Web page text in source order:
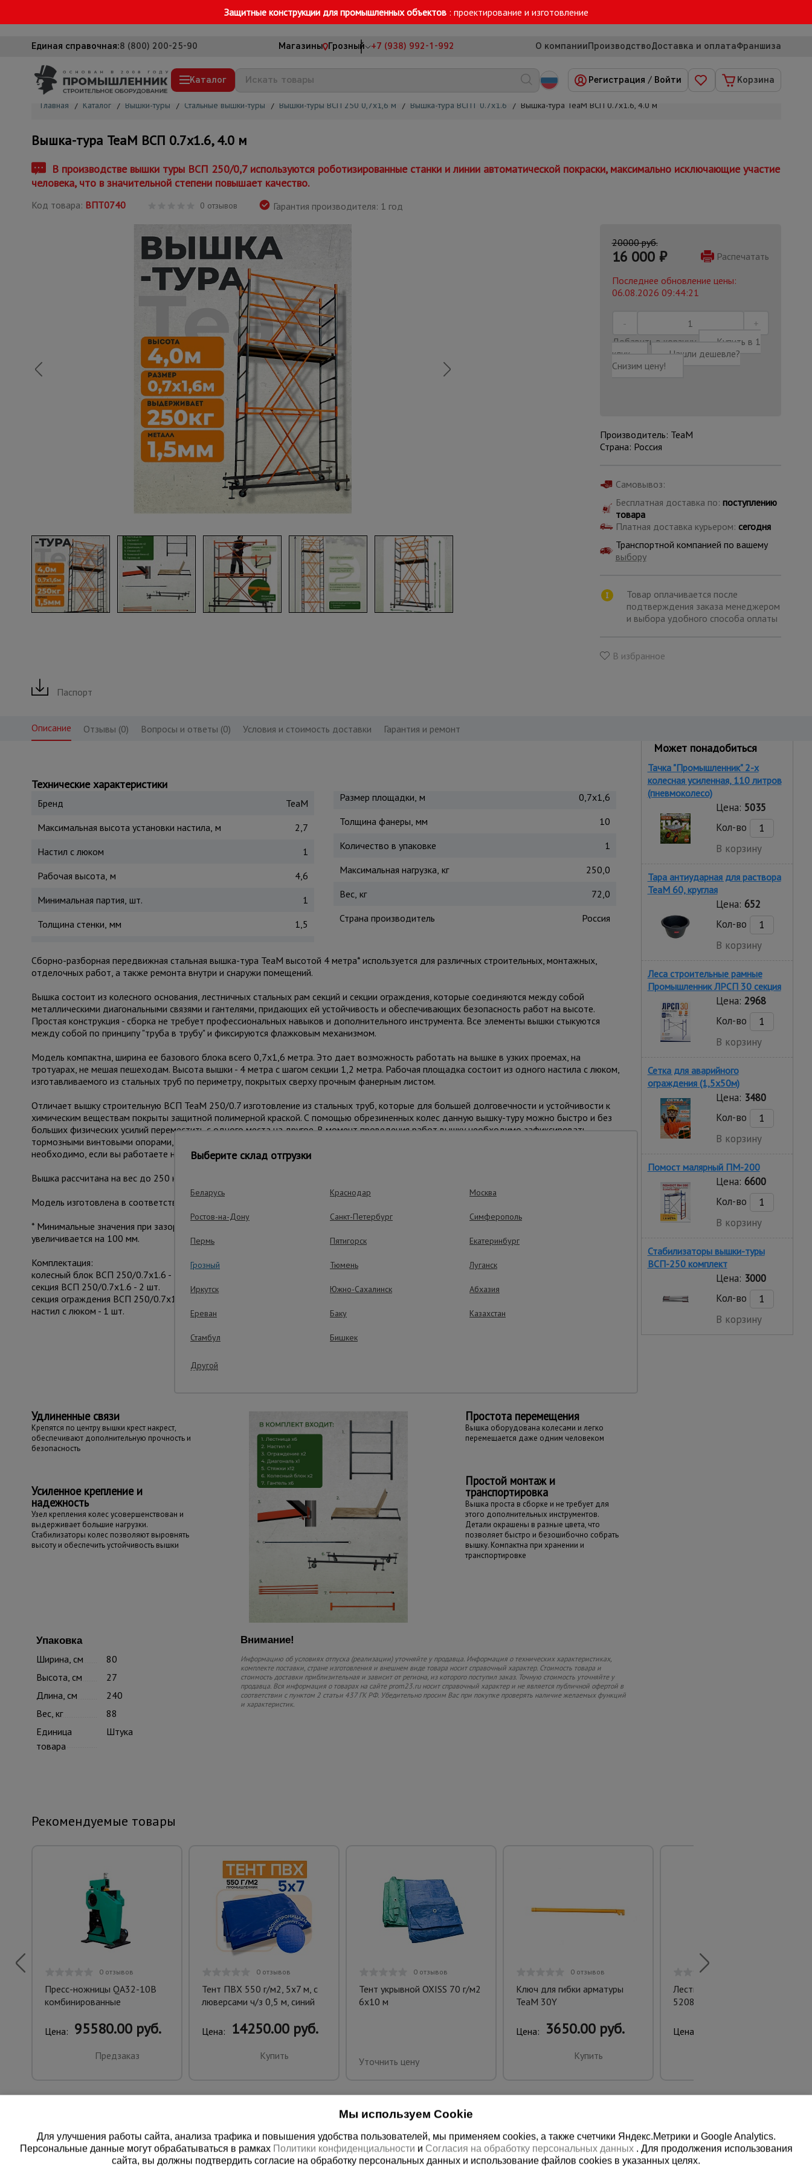
Защитные конструкции для промышленных объектов : проектирование и изготовление
Единая справочная:8 (800) 200-25-90 Магазины Грозный +7 (938) 992-1-992 О компанииПроизводствоДоставка и оплатаФраншиза
Каталог
Вышки-туры
Подмости строительные
Сетка, тенты, брезенты
Строительные подъемники
Грузоподъемное оборудование
Мусоропровод строительный
Фанера ламинированная
Вибротехника для строительства
Оборудование для работы с арматурой
Оборудование для бетонных работ
Техника для склада
Тачки строительные и садовые
Лестницы и стремянки
Штукатурные комплекты
Сварочные аппараты
Тепловые пушки
Металл и металлообработка
Регистрация / Войти Корзина
Главная / Каталог / Вышки-туры / Стальные вышки-туры / Вышки-туры ВСП 250 0,7x1,6 м / Вышка-тура ВСПТ 0.7х1.6 / Вышка-тура TeaM ВСП 0.7х1.6, 4.0 м
Вышка-тура TeaM ВСП 0.7х1.6, 4.0 м
В производстве вышки туры ВСП 250/0,7 используются роботизированные станки и линии автоматической покраски, максимально исключающие участие
человека, что в значительной степени повышает качество.
Код товара: ВПТ0740 0 отзывов Гарантия производителя: 1 год
20000 руб.
16 000 ₽
Распечатать
Последнее обновление цены:
06.08.2026 09:44:21
Добавить в корзину
Купить в 1
клик
Нашли дешевле?
Снизим цену!
Производитель: TeaM
Страна: Россия
Самовывоз:
Бесплатная доставка по: поступлению
товара
Платная доставка курьером: сегодня
Транспортной компанией по вашему
выбору
Товар оплачивается после
подтверждения заказа менеджером
и выбора удобного способа оплаты
В избранное
Паспорт
Описание Отзывы (0) Вопросы и ответы (0) Условия и стоимость доставки Гарантия и ремонт
Технические характеристики
Бренд
TeaM
Максимальная высота установки настила, м
2,7
Настил с люком
1
Рабочая высота, м
4,6
Минимальная партия, шт.
1
Толщина стенки, мм
1,5
Размер площадки, м
0,7x1,6
Толщина фанеры, мм
10
Количество в упаковке
1
Максимальная нагрузка, кг
250,0
Вес, кг
72,0
Страна производитель
Россия
Сборно-разборная передвижная стальная вышка-тура TeaM высотой 4 метра* используется для различных строительных, монтажных,
отделочных работ, а также ремонта внутри и снаружи помещений.
Вышка состоит из колесного основания, лестничных стальных рам секций и секции ограждения, которые соединяются между собой
металлическими диагональными связями и гантелями, придающих ей устойчивость и обеспечивающих безопасность работ на высоте.
Простая конструкция - сборка не требует профессиональных навыков и дополнительного инструмента. Все элементы вышки стыкуются
между собой по принципу "труба в трубу" и фиксируются флажковым механизмом.
Модель компактна, ширина ее базового блока всего 0,7х1,6 метра. Это дает возможность работать на вышке в узких проемах, на
тротуарах, не мешая пешеходам. Высота вышки - 4 метра с шагом секции 1,2 метра. Рабочая площадка состоит из одного настила с люком,
изготавливаемого из стальных труб по периметру, покрытых сверху прочным фанерным листом.
Отличает вышку строительную ВСП TeaM 250/0.7 изготовление из стальных труб, которые для большей долговечности и устойчивости к
химическим веществам покрыты защитной полимерной краской. С помощью обрезиненных колес данную вышку-туру можно быстро и без
больших физических усилий переместить с одного места на другое. В момент проведения работ вышку необходимо зафиксировать
тормозными винтовыми опорами, находящихся рядом с каждым колесом. Также ими можно тонко отрегулировать высоту вышки. Это
необходимо, если вы работаете на неровной площадке.
Вышка рассчитана на вес до 250 кг. На ней комфортно может разместиться рабочий с необходимым оборудованием.
Модель изготовлена в соответствии с требованиями ГОСТ Р 58755-2019.
* Минимальные значения при зазоре между колесами и полом 10 мм. При полностью выдвинутых винтовых домкратах высота
увеличивается на 100 мм.
Комплектация:
колесный блок ВСП 250/0.7х1.6 - 1 шт.
секция ВСП 250/0.7х1.6 - 2 шт.
секция ограждения ВСП 250/0.7х1.6 - 1 шт.
настил с люком - 1 шт.
Удлиненные связи
Крепятся по центру вышки крест накрест,
обеспечивают дополнительную прочность и
безопасность
Усиленное крепление и
надежность
Узел крепления колес усовершенствован и
выдерживает большие нагрузки.
Стабилизаторы колес позволяют выровнять
высоту и обеспечить устойчивость вышки
Простота перемещения
Вышка оборудована колесами и легко
перемещается даже одним человеком
Простой монтаж и
транспортировка
Вышка проста в сборке и не требует для
этого дополнительных инструментов.
Детали окрашены в разные цвета, что
позволяет быстро и безошибочно собрать
вышку. Компактна при хранении и
транспортировке
Упаковка
Ширина, см
80
Высота, см
27
Длина, см
240
Вес, кг
88
Единица
товара
Штука
Внимание!
Информацию об условиях отпуска (реализации) уточняйте у продавца. Информация о технических характеристиках,
комплекте поставки, стране изготовления и внешнем виде товара носит справочный характер. Стоимость товара и
стоимость доставки приблизительная и зависит от региона, из которого поступил заказ. Точную стоимость уточняйте у
продавца. Вся информация о товарах на сайте prom23.ru носит справочный характер и не является публичной офертой в
соответствии с пунктом 2 статьи 437 ГК РФ. Убедительно просим Вас при покупке проверять наличие желаемых функций
и характеристик.
Может понадобиться
Тачка "Промышленник" 2-х
колесная усиленная, 110 литров
(пневмоколесо)
Цена: 5035
Кол-во
В корзину
Тара антиударная для раствора
TeaM 60, круглая
Цена: 652
Кол-во
В корзину
Леса строительные рамные
Промышленник ЛРСП 30 секция
Цена: 2968
Кол-во
В корзину
Сетка для аварийного
ограждения (1,5х50м)
Цена: 3480
Кол-во
В корзину
Помост малярный ПМ-200
Цена: 6600
Кол-во
В корзину
Стабилизаторы вышки-туры
ВСП-250 комплект
Цена: 3000
Кол-во
В корзину
Рекомендуемые товары
0 отзывов
Пресс-ножницы QA32-10B
комбинированные
Цена: 95580.00 руб.
Предзаказ
0 отзывов
Тент ПВХ 550 г/м2, 5х7 м, с
люверсами ч/з 0,5 м, синий
Цена: 14250.00 руб.
Купить
0 отзывов
Тент укрывной OXISS 70 г/м2
6х10 м
Уточнить цену
0 отзывов
Ключ для гибки арматуры
TeaM 30Y
Цена: 3650.00 руб.
Купить
Лестница двухсекционная Ал
5208
Цена:
Выберите склад отгрузки
Беларусь Краснодар Москва
Ростов-на-Дону Санкт-Петербург Симферополь
Пермь Пятигорск Екатеринбург
Грозный Тюмень Луганск
Иркутск Южно-Сахалинск Абхазия
Ереван Баку Казахстан
Стамбул Бишкек
Другой
Мы используем Cookie
Для улучшения работы сайта, анализа трафика и повышения удобства пользователей, мы применяем cookies, а также счетчики Яндекс.Метрики и Google Analytics.
Персональные данные могут обрабатываться в рамках Политики конфиденциальности и Согласия на обработку персональных данных . Для продолжения использования
сайта, вы должны подтвердить согласие на обработку персональных данных и использование файлов cookies в указанных целях.